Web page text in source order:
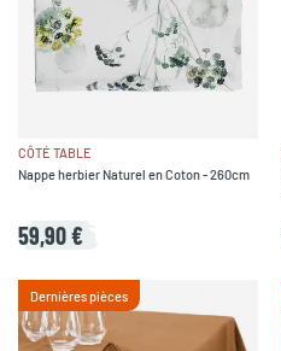
CÔTÉ TABLE
Nappe herbier Naturel en Coton - 260cm
59,90 €
Dernières pièces